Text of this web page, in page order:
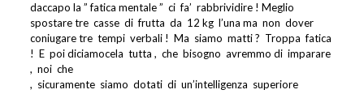
daccapo la ” fatica mentale ” ci fa’ rabbrividire ! Meglio
spostare tre casse di frutta da 12 kg l’una ma non dover
coniugare tre tempi verbali ! Ma siamo matti ? Troppa fatica
! E poi diciamocela tutta , che bisogno avremmo di imparare
, noi che
, sicuramente siamo dotati di un’intelligenza superiore